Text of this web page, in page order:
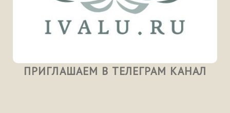
ПРИГЛАШАЕМ В ТЕЛЕГРАМ КАНАЛ